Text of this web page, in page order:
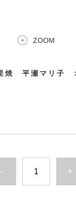
ZOOM
焼 平瀬マリ子
- +